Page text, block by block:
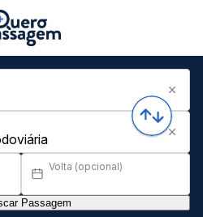
Volta (opcional)
Passagem